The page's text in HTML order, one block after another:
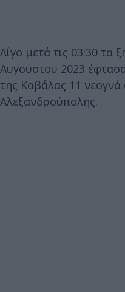
Λίγο μετά τις 03:30 τα
Αυγούστου 2023
της Καβάλας 11
Αλεξανδρούπολης.